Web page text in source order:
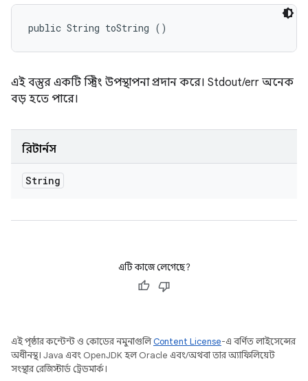
public String toString ()
এই বস্তুর একটি স্ট্রিং উপস্থাপনা প্রদান করে। Stdout/err অনেক
বড় হতে পারে।
রিটার্নস
String
এটি কাজে লেগেছে?
এই পৃষ্ঠার কন্টেন্ট ও কোডের নমুনাগুলিContent License-এ বর্ণিত লাইসেন্সের
অধীনস্থ। Java এবং OpenJDK হল Oracle এবং/অথবা তার অ্যাফিলিয়েট
সংস্থার রেজিস্টার্ড ট্রেডমার্ক।